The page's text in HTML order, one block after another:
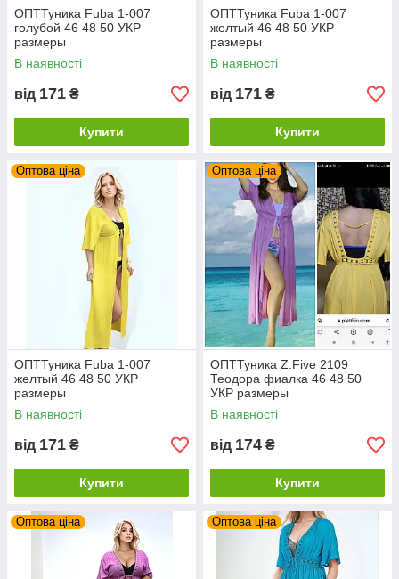
ОПТТуника Fuba 1-007
голубой 46 48 50 УКР
размеры
В наявності
від 171 ₴
Купити
ОПТТуника Fuba 1-007
желтый 46 48 50 УКР
размеры
В наявності
від 171 ₴
Купити
Оптова ціна
ОПТТуника Fuba 1-007
желтый 46 48 50 УКР
размеры
В наявності
від 171 ₴
Купити
Оптова ціна
ОПТТуника Z.Five 2109
Теодора фиалка 46 48 50
УКР размеры
В наявності
від 174 ₴
Купити
Оптова ціна Оптова ціна